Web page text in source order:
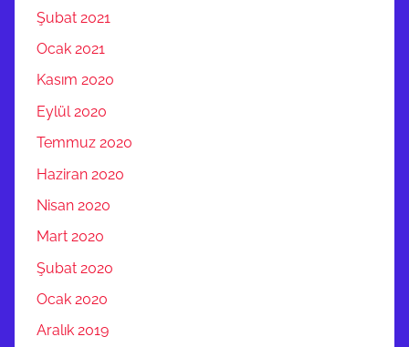
T
J
I
,
e
k
i
a
n
c
Şubat 2021
Ocak 2021
Kasım 2020
Eylül 2020
Temmuz 2020
Haziran 2020
Nisan 2020
Mart 2020
Şubat 2020
Ocak 2020
Aralık 2019